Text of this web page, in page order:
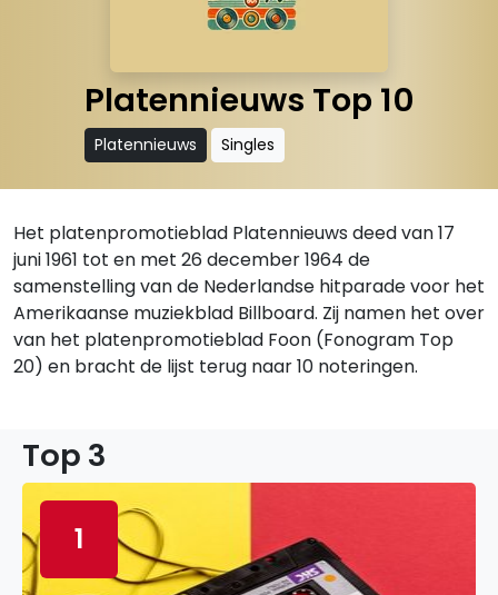
Platennieuws Top 10
Platennieuws Singles
Het platenpromotieblad Platennieuws deed van 17
juni 1961 tot en met 26 december 1964 de
samenstelling van de Nederlandse hitparade voor het
Amerikaanse muziekblad Billboard. Zij namen het over
van het platenpromotieblad Foon (Fonogram Top
20) en bracht de lijst terug naar 10 noteringen.
Top 3
1